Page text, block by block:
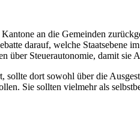
an die Gemeinden
darauf, welche Staatsebene
über Steuerautonomie, damit sie
sollte dort sowohl über die
Sie sollten vielmehr als